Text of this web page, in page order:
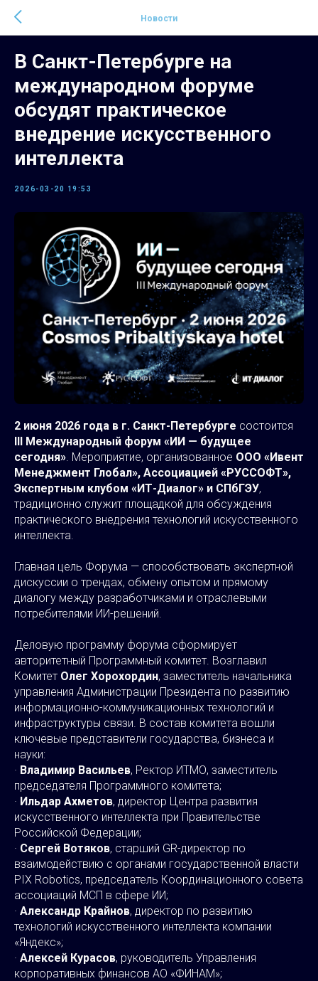
Новости
В Санкт-Петербурге на
международном форуме
обсудят практическое
внедрение искусственного
интеллекта
2026-03-20 19:53
2 июня 2026 года в г. Санкт-Петербурге состоится
III Международный форум «ИИ — будущее
сегодня». Мероприятие, организованное ООО «Ивент
Менеджмент Глобал», Ассоциацией «РУССОФТ»,
Экспертным клубом «ИТ-Диалог» и СПбГЭУ,
традиционно служит площадкой для обсуждения
практического внедрения технологий искусственного
интеллекта.
Главная цель Форума — способствовать экспертной
дискуссии о трендах, обмену опытом и прямому
диалогу между разработчиками и отраслевыми
потребителями ИИ-решений.
Деловую программу форума сформирует
авторитетный Программный комитет. Возглавил
Комитет Олег Хорохордин, заместитель начальника
управления Администрации Президента по развитию
информационно-коммуникационных технологий и
инфраструктуры связи. В состав комитета вошли
ключевые представители государства, бизнеса и
науки:
· Владимир Васильев, Ректор ИТМО, заместитель
председателя Программного комитета;
· Ильдар Ахметов, директор Центра развития
искусственного интеллекта при Правительстве
Российской Федерации;
· Сергей Вотяков, старший GR-директор по
взаимодействию с органами государственной власти
PIX Robotics, председатель Координационного совета
ассоциаций МСП в сфере ИИ;
· Александр Крайнов, директор по развитию
технологий искусственного интеллекта компании
«Яндекс»;
· Алексей Курасов, руководитель Управления
корпоративных финансов АО «ФИНАМ»;